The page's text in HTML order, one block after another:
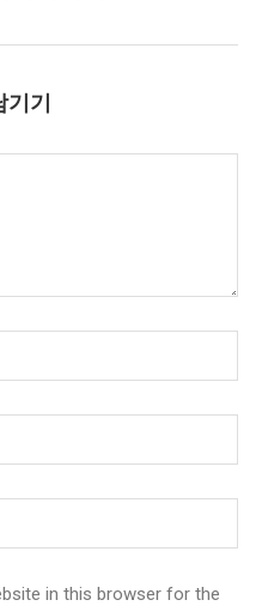
기
in this browser for the